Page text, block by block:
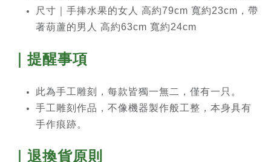
尺寸｜ 手捧水果的女人 高約79cm 寬約23cm，帶
著葫蘆的男人 高約63cm 寬約24cm
｜提醒事項
此為手工雕刻，每款皆獨一無二，僅有一只。
手工雕刻作品，不像機器製作般工整，本身具有
手作痕跡。
｜退換貨原則